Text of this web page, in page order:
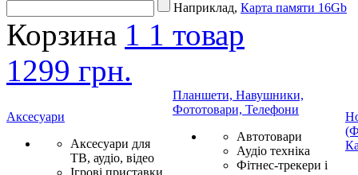
Наприклад, Карта памяти 16Gb
Корзина 1 1 товар
1299 грн.
Аксесуари
Аксесуари для
ТВ, аудіо, відео
Ігрові приставки
Планшети, Навушники,
Фототовари, Телефони
Автотовари
Аудіо техніка
Фітнес-трекери і